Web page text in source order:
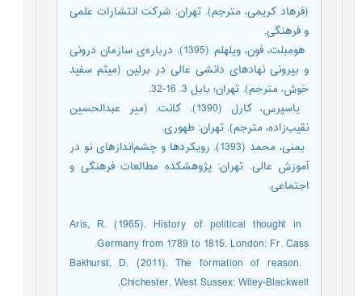
(فرهاد کریمی، مترجم). تهران: شرکت انتشارات علمی
و فرهنگی.
­ هومبلت، فون، ویلهلم (1395). درباره‌ی سازمان درونی
و بیرونی نهادهای دانشی عالی در برلین (میثم سفید
خوش، مترجم). تهران؛ بابل 3. 16-32.
­ یاسپرس، کارل (1390). کانت. (میر عبدالحسین
نقیب‌زاده، مترجم). تهران: طهوری.
­ یمنی، محمد (1393). رویکردها و چشم‌اندازهای نو در
آموزش عالی. تهران: پژوهشکده مطالعات فرهنگی و
اجتماعی.
­ Aris, R. (1965). History of political thought in
Germany from 1789 to 1815. London: Fr. Cass.
­ Bakhurst, D. (2011). The formation of reason.
Chichester, West Sussex: Wiley-Blackwell.